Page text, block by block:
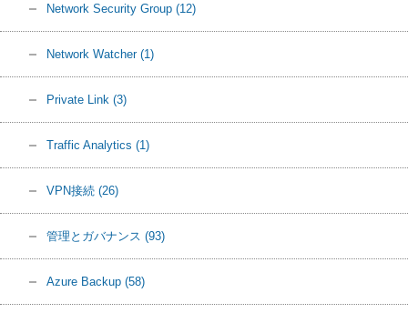
Network Security Group (12)
Network Watcher (1)
Private Link (3)
Traffic Analytics (1)
VPN接続 (26)
管理とガバナンス (93)
Azure Backup (58)